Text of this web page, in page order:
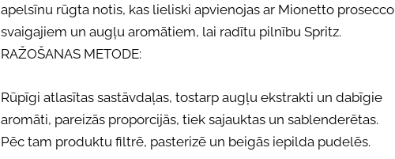
apelsīnu rūgta notis, kas lieliski apvienojas ar Mionetto prosecco
svaigajiem un augļu aromātiem, lai radītu pilnību Spritz.
RAŽOŠANAS METODE:
Rūpīgi atlasītas sastāvdaļas, tostarp augļu ekstrakti un dabīgie
aromāti, pareizās proporcijās, tiek sajauktas un sablenderētas.
Pēc tam produktu filtrē, pasterizē un beigās iepilda pudelēs.